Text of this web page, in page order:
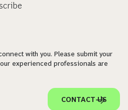
with you. Please submit your
experienced professionals are
CONTACT US